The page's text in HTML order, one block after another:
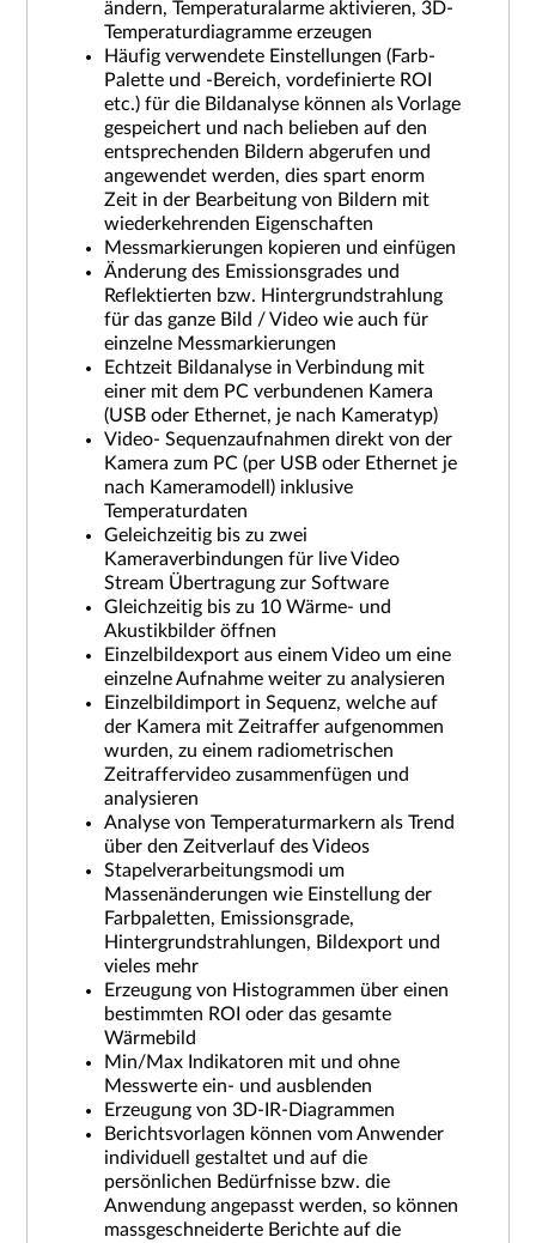
ändern, Temperaturalarme aktivieren, 3D-
Temperaturdiagramme erzeugen
Häufig verwendete Einstellungen (Farb-
Palette und -Bereich, vordefinierte ROI
etc.) für die Bildanalyse können als Vorlage
gespeichert und nach belieben auf den
entsprechenden Bildern abgerufen und
angewendet werden, dies spart enorm
Zeit in der Bearbeitung von Bildern mit
wiederkehrenden Eigenschaften
Messmarkierungen kopieren und einfügen
Änderung des Emissionsgrades und
Reflektierten bzw. Hintergrundstrahlung
für das ganze Bild / Video wie auch für
einzelne Messmarkierungen
Echtzeit Bildanalyse in Verbindung mit
einer mit dem PC verbundenen Kamera
(USB oder Ethernet, je nach Kameratyp)
Video- Sequenzaufnahmen direkt von der
Kamera zum PC (per USB oder Ethernet je
nach Kameramodell) inklusive
Temperaturdaten
Geleichzeitig bis zu zwei
Kameraverbindungen für live Video
Stream Übertragung zur Software
Gleichzeitig bis zu 10 Wärme- und
Akustikbilder öffnen
Einzelbildexport aus einem Video um eine
einzelne Aufnahme weiter zu analysieren
Einzelbildimport in Sequenz, welche auf
der Kamera mit Zeitraffer aufgenommen
wurden, zu einem radiometrischen
Zeitraffervideo zusammenfügen und
analysieren
Analyse von Temperaturmarkern als Trend
über den Zeitverlauf des Videos
Stapelverarbeitungsmodi um
Massenänderungen wie Einstellung der
Farbpaletten, Emissionsgrade,
Hintergrundstrahlungen, Bildexport und
vieles mehr
Erzeugung von Histogrammen über einen
bestimmten ROI oder das gesamte
Wärmebild
Min/Max Indikatoren mit und ohne
Messwerte ein- und ausblenden
Erzeugung von 3D-IR-Diagrammen
Berichtsvorlagen können vom Anwender
individuell gestaltet und auf die
persönlichen Bedürfnisse bzw. die
Anwendung angepasst werden, so können
massgeschneiderte Berichte auf die